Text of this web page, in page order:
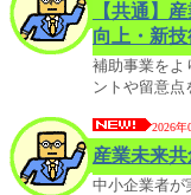
【共通】
向上・新
補助事業をよ
ントや留意点
2026
産業未来
中小企業者が